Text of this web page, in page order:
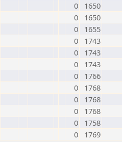
0
1650
0
1650
0
1655
0
1743
0
1743
0
1743
0
1766
0
1768
0
1768
0
1768
0
1758
0 1769